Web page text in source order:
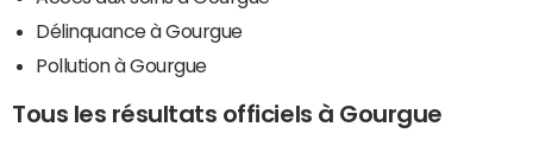
Délinquance à Gourgue
Pollution à Gourgue
Tous les résultats officiels à Gourgue